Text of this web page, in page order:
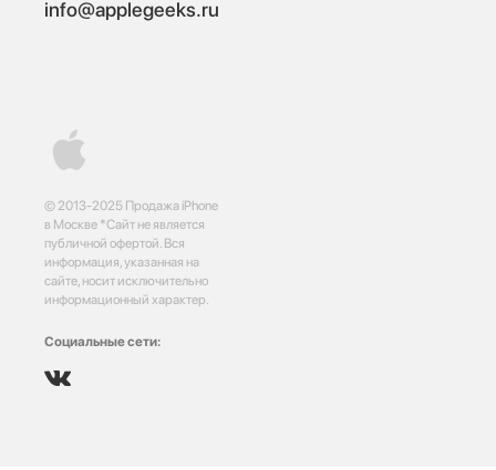
© 2013-2025 Продажа iPhone
в Москве *Сайт не является
публичной офертой. Вся
информация, указанная на
сайте, носит исключительно
информационный характер.
Социальные сети:
info@applegeeks.ru